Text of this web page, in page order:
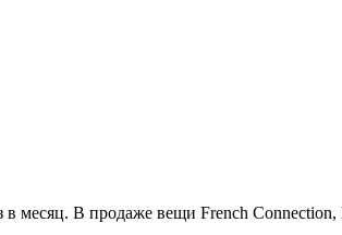
месяц. В продаже вещи French Connection,